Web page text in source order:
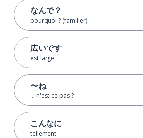
なんで？
pourquoi ? (familier)
広いです
est large
〜ね
… n'est-ce pas ?
こんなに
tellement